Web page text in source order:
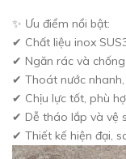
✨ Ưu điểm nổi bật:
✔ Chất liệu inox
✔ Ngăn rác và
✔ Thoát nước
✔ Chịu lực tốt, phù
✔ Dễ tháo lắp và vệ
✔ Thiết kế hiện đại,